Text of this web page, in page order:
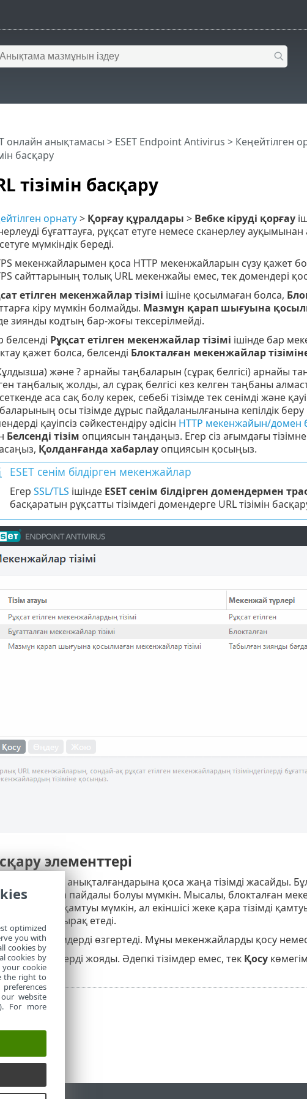
тізімін басқару
онлайн анықтамасы > ESET Endpoint Antivirus > Кеңейтілген
басқару
орнату> Қорғау құралдары > Вебке кіруді қорғау
бұғаттауға, рұқсат етуге немесе сканерлеу
мүмкіндік береді.
мекенжайларымен қоса HTTP мекенжайларын сүзу қажет
сайттарының толық URL мекенжайы емес, тек домендері
етілген мекенжайлар тізімі ішіне қосылмаған болса,
кіру мүмкін болмайды. Мазмұн қарап шығуына
зиянды кодтың бар-жоғы тексерілмейді.
белсенді Рұқсат етілген мекенжайлар тізімі ішінде бар
қажет болса, белсенді Блокталған мекенжайлар
және ? арнайы таңбаларын (сұрақ белгісі) арнайы
таңбалық жолды, ал сұрақ белгісі кез келген таңбаны
аса сақ болу керек, себебі тізімде тек сенімді және
осы тізімде дұрыс пайдаланылғанына кепілдік
қауіпсіз сәйкестендіру әдісін HTTP мекенжайын/домен
Белсенді тізім опциясын таңдаңыз. Егер сіз ағымдағы
Қолданғанда хабарлауопциясын қосыңыз.
ESET сенім білдірген мекенжайлар
Егер SSL/TLS ішінде ESET сенім білдірген домендермен
басқаратын рұқсатты тізімдегі домендерге URL тізімін
элементтері
– алдын ала анықталғандарына қоса жаңа тізімді жасайды.
қажет болса пайдалы болуы мүмкін. Мысалы, блокталған
қамтуы мүмкін, ал екіншісі жеке қара тізімді
оңайырақ етеді.
– бар тізімдерді өзгертеді. Мұны мекенжайларды қосу
– бар тізімдерді жояды. Әдепкі тізімдер емес, тек Қосу
optimized
you with
cookies by
cookies by
cookie
the right to
website
For more